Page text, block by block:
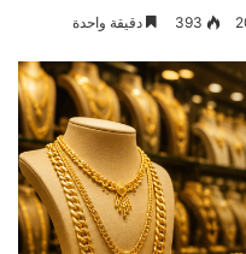
393 دقيقة واحدة